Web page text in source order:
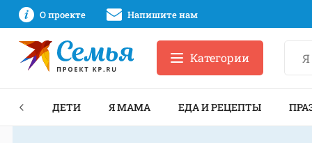
О проекте Напишите нам
Категории
ДЕТИ Я МАМА ЕДА И РЕЦЕПТЫ